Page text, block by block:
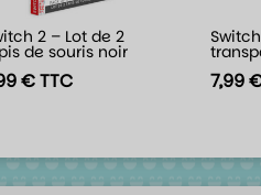
2 – Lot de 2
de souris noir
€TTC 7,99